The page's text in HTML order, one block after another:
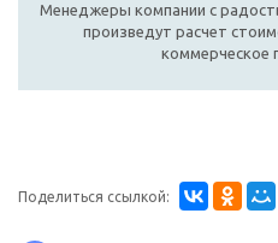
Менеджеры компании с
произведут расчет
коммерческое
Поделиться ссылкой: